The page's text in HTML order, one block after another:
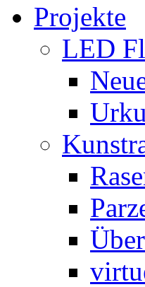
Projekte
LED